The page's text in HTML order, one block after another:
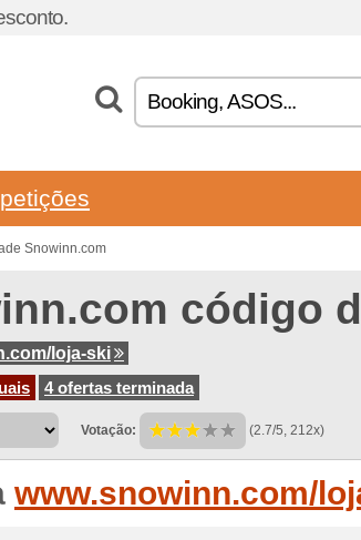
Snowinn.com
código
loja-ski
4 ofertas terminada
Votação: (2.7/5, 212x)
www.snowinn.com/